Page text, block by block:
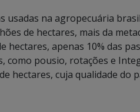
usadas na agropecuária
de hectares, mais da
hectares, apenas 10% das
como pousio, rotações e
hectares, cuja qualidade do